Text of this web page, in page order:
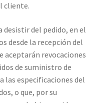
cliente.
desistir del pedido, en el
desde la recepción del
aceptarán revocaciones
de suministro de
las especificaciones del
o que, por su